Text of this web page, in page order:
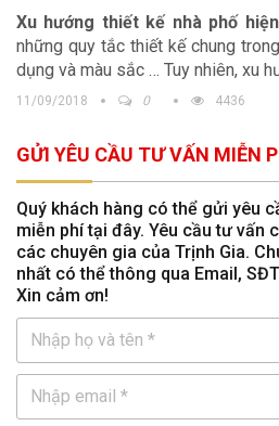
Xu hướng thiết kế nhà phố
những quy tắc thiết kế chung
dụng và màu sắc … Tuy nhiên, xu
nay có một vài nét nổi bật mà
nhà phố hiện đại, hợp thời của mình.
11/09/2018 0 4436
GỬI YÊU CẦU TƯ VẤN MIỄN
Quý khách hàng có thể gửi yêu
miễn phí tại đây. Yêu cầu tư vấn
các chuyên gia của Trịnh Gia.
nhất có thể thông qua Email,
Xin cảm ơn!